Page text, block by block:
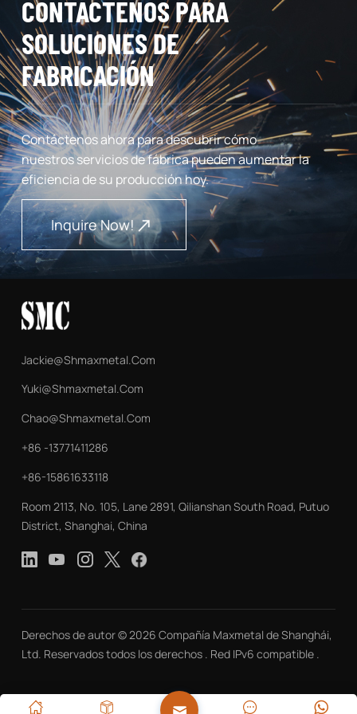
CONTÁCTENOS PARA
SOLUCIONES DE
FABRICACIÓN
Contáctenos ahora para descubrir cómo
nuestros servicios de fábrica pueden aumentar la
eficiencia de su producción hoy.
Inquire Now!
Jackie@shmaxmetal.com
Yuki@shmaxmetal.com
Chao@shmaxmetal.com
+86 -13771411286
+86-15861633118
Room 2113, No. 105, Lane 2891, Qilianshan South Road, Putuo
District, Shanghai, China
Derechos de autor © 2026 Compañía Maxmetal de Shanghái,
Ltd. Reservados todos los derechos . Red IPv6 compatible .